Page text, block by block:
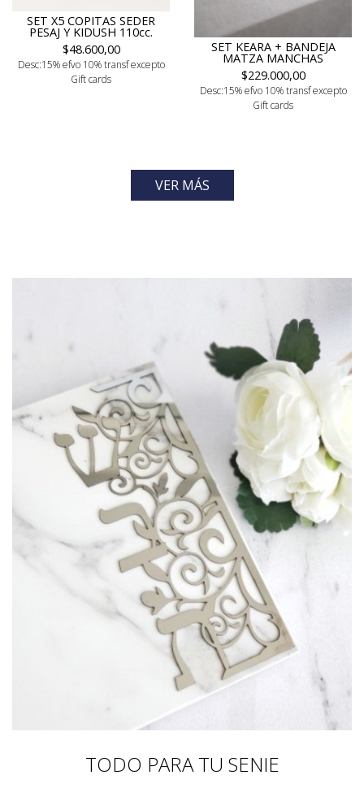
SET X5 COPITAS SEDER
PESAJ Y KIDUSH 110cc.
$48.600,00
Desc:15% efvo 10% transf excepto
Gift cards
SET KEARA + BANDEJA
MATZA MANCHAS
$229.000,00
Desc:15% efvo 10% transf excepto
Gift cards
VER MÁS
TODO PARA TU SENIE